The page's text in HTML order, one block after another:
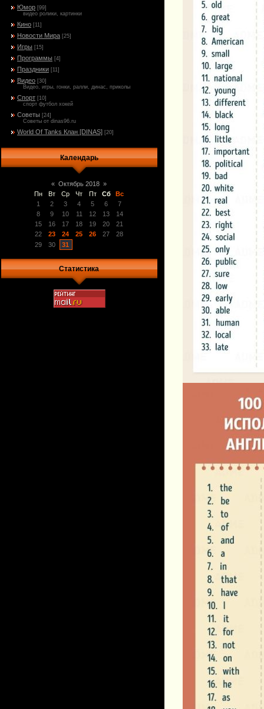
Юмор [99]
видео ролики, картинки
Кино [11]
Новости Мира [25]
Игры [15]
Программы [4]
Праздники [11]
Видео [30]
Видео, игры, гонки, ралли, динас, приколы
Спорт [10]
спорт футбол хокей
Советы [24]
Советы от dinas96.ru
World Of Tanks Клан [DINAS] [20]
Календарь
« Октябрь 2018 »
Пн
Вт Ср Чт Пт Сб
Вс
1
2 3 4 5 6
7
8
9 10 11 12 13
14
15
16 17 18 19 20
21
22
23 24 25 26 27
28
29
30 31
Статистика